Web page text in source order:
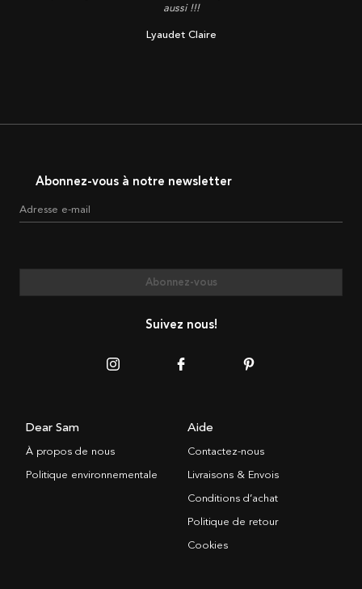
aussi !!!
Lyaudet Claire
Abonnez-vous à notre newsletter
Adresse e-mail
Abonnez-vous
Suivez nous!
Dear Sam
À propos de nous
Politique environnementale
Aide
Contactez-nous
Livraisons & Envois
Conditions d’achat
Politique de retour
Cookies